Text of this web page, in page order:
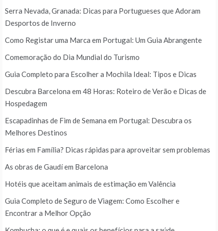
Serra Nevada, Granada: Dicas para Portugueses que Adoram
Desportos de Inverno
Como Registar uma Marca em Portugal: Um Guia Abrangente
Comemoração do Dia Mundial do Turismo
Guia Completo para Escolher a Mochila Ideal: Tipos e Dicas
Descubra Barcelona em 48 Horas: Roteiro de Verão e Dicas de
Hospedagem
Escapadinhas de Fim de Semana em Portugal: Descubra os
Melhores Destinos
Férias em Família? Dicas rápidas para aproveitar sem problemas
As obras de Gaudí em Barcelona
Hotéis que aceitam animais de estimação em Valência
Guia Completo de Seguro de Viagem: Como Escolher e
Encontrar a Melhor Opção